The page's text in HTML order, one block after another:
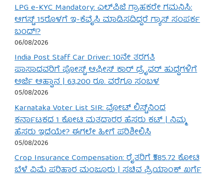
LPG e-KYC Mandatory: ಎಲ್‌ಪಿಜಿ ಗ್ರಾಹಕರೇ ಗಮನಿಸಿ:
ಆಗಸ್ಟ್ 15ರೊಳಗೆ ಇ-ಕೆವೈಸಿ ಮಾಡಿಸದಿದ್ದರೆ ಗ್ಯಾಸ್ ಸಂಪರ್ಕ
ಬಂದ್!?
06/08/2026
India Post Staff Car Driver: 10ನೇ ತರಗತಿ
ಪಾಸಾದವರಿಗೆ ಪೋಸ್ಟ್ ಆಫೀಸ್ ಕಾರ್ ಡ್ರೈವರ್ ಹುದ್ದೆಗಳಿಗೆ
ಅರ್ಜಿ ಆಹ್ವಾನ | 63,200 ರೂ. ವರೆಗೂ ಸಂಬಳ
05/08/2026
Karnataka Voter List SIR: ವೋಟ್ ಲಿಸ್ಟ್‌ನಿಂದ
ಕರ್ನಾಟಕದ 1 ಕೋಟಿ ಮತದಾರರ ಹೆಸರು ಕಟ್ | ನಿಮ್ಮ
ಹೆಸರು ಇದೆಯೇ? ಈಗಲೇ ಹೀಗೆ ಪರಿಶೀಲಿಸಿ
05/08/2026
Crop Insurance Compensation: ರೈತರಿಗೆ ₹585.72 ಕೋಟಿ
ಬೆಳೆ ವಿಮೆ ಪರಿಹಾರ ಮಂಜೂರು | ಸಚಿವ ಪ್ರಿಯಾಂಕ್ ಖರ್ಗೆ